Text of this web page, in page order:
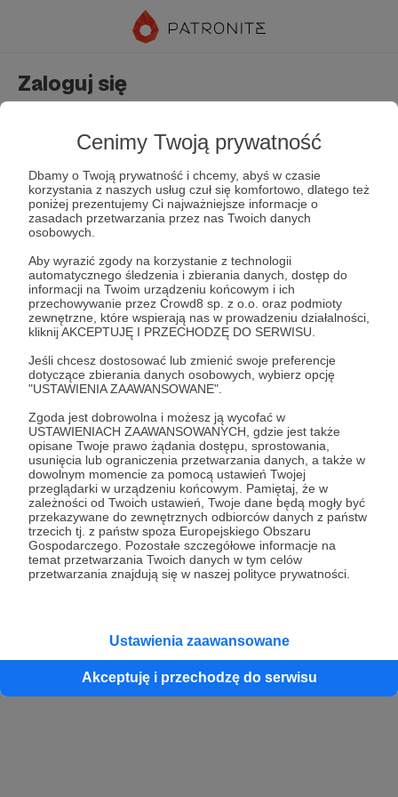
Cenimy Twoją prywatność
Dbamy o Twoją prywatność i chcemy, abyś w czasie
korzystania z naszych usług czuł się komfortowo, dlatego też
poniżej prezentujemy Ci najważniejsze informacje o
zasadach przetwarzania przez nas Twoich danych
osobowych.
Aby wyrazić zgody na korzystanie z technologii
automatycznego śledzenia i zbierania danych, dostęp do
informacji na Twoim urządzeniu końcowym i ich
przechowywanie przez Crowd8 sp. z o.o. oraz podmioty
zewnętrzne, które wspierają nas w prowadzeniu działalności,
kliknij AKCEPTUJĘ I PRZECHODZĘ DO SERWISU.
Jeśli chcesz dostosować lub zmienić swoje preferencje
dotyczące zbierania danych osobowych, wybierz opcję
"USTAWIENIA ZAAWANSOWANE".
Zgoda jest dobrowolna i możesz ją wycofać w
USTAWIENIACH ZAAWANSOWANYCH, gdzie jest także
opisane Twoje prawo żądania dostępu, sprostowania,
usunięcia lub ograniczenia przetwarzania danych, a także w
dowolnym momencie za pomocą ustawień Twojej
przeglądarki w urządzeniu końcowym. Pamiętaj, że w
zależności od Twoich ustawień, Twoje dane będą mogły być
przekazywane do zewnętrznych odbiorców danych z państw
trzecich tj. z państw spoza Europejskiego Obszaru
Gospodarczego. Pozostałe szczegółowe informacje na
temat przetwarzania Twoich danych w tym celów
przetwarzania znajdują się w naszej polityce prywatności.
Ustawienia zaawansowane
Akceptuję i przechodzę do serwisu
Zaloguj się
Zapamiętaj mnie Zapomniałeś hasła?
Zaloguj
lub
Kontynuuj z Google
Kontynuuj z Facebook
Kontynuuj z Apple
konta przez osobę niepełnoletnią” dostępny w regulaminie Patronite.pl